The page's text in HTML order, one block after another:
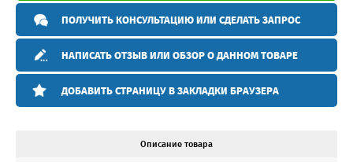
ПОЛУЧИТЬ КОНСУЛЬТАЦИЮ ИЛИ СДЕЛАТЬ ЗАПРОС
НАПИСАТЬ ОТЗЫВ ИЛИ ОБЗОР О ДАННОМ ТОВАРЕ
ДОБАВИТЬ СТРАНИЦУ В ЗАКЛАДКИ БРАУЗЕРА
Описание товара